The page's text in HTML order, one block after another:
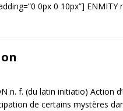
0px 0 10px”]
n. f. (du latin initiatio) Action
de certains mystères